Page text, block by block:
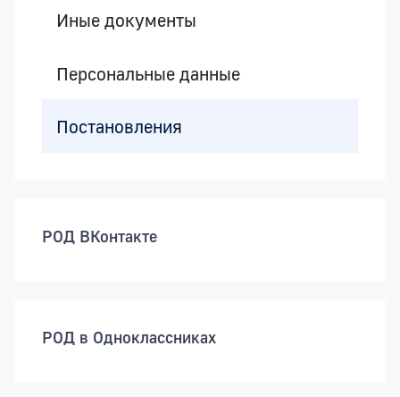
Иные документы
Персональные данные
Постановления
РОД ВКонтакте
РОД в Одноклассниках